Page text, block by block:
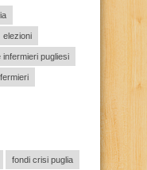
elezioni
infermieri pugliesi
fondi crisi puglia